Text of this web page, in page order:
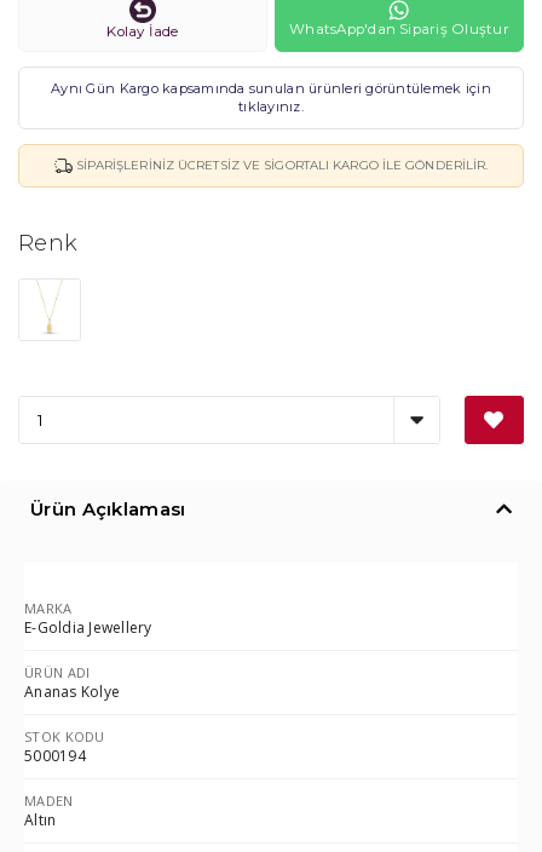
Kolay İade WhatsApp'dan Sipariş Oluştur
Aynı Gün Kargo kapsamında sunulan ürünleri görüntülemek için
tıklayınız.
SIPARIŞLERINIZ ÜCRETSIZ VE SIGORTALI KARGO ILE GÖNDERILIR.
Renk
Ürün Açıklaması
MARKA
E-Goldia Jewellery
ÜRÜN ADI
Ananas Kolye
STOK KODU
5000194
MADEN
Altın